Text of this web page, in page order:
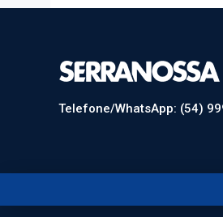
Telefone/WhatsApp: (54)